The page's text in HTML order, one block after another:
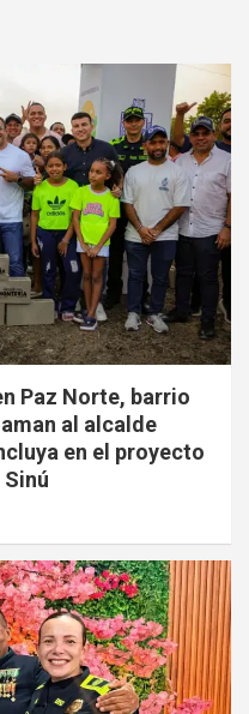
Paz Norte, barrio
al alcalde
en el proyecto